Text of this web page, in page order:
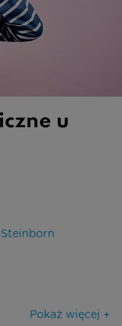
u
Steinborn
Pokaż więcej +